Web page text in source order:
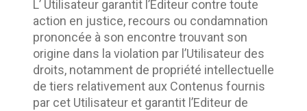
L’ Utilisateur garantit l’Editeur contre toute
action en justice, recours ou condamnation
prononcée à son encontre trouvant son
origine dans la violation par l’Utilisateur des
droits, notamment de propriété intellectuelle
de tiers relativement aux Contenus fournis
par cet Utilisateur et garantit l’Editeur de